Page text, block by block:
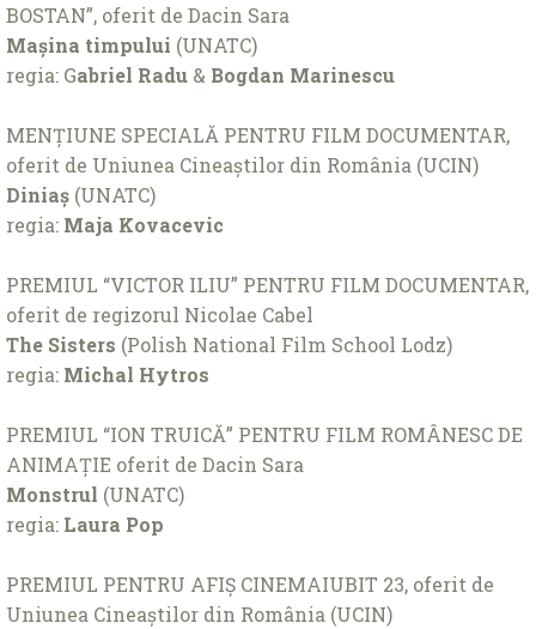
BOSTAN”, oferit de Dacin Sara
Mașina timpului (UNATC)
regia: Gabriel Radu & Bogdan Marinescu
MENȚIUNE SPECIALĂ PENTRU FILM DOCUMENTAR,
oferit de Uniunea Cineaștilor din România (UCIN)
Diniaș (UNATC)
regia: Maja Kovacevic
PREMIUL “VICTOR ILIU” PENTRU FILM DOCUMENTAR,
oferit de regizorul Nicolae Cabel
The Sisters (Polish National Film School Lodz)
regia: Michal Hytros
PREMIUL “ION TRUICĂ” PENTRU FILM ROMÂNESC DE
ANIMAȚIE oferit de Dacin Sara
Monstrul (UNATC)
regia: Laura Pop
PREMIUL PENTRU AFIȘ CINEMAIUBIT 23, oferit de
Uniunea Cineaștilor din România (UCIN)